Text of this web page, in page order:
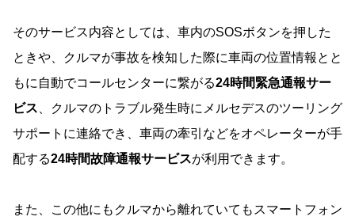
そのサービス内容としては、車内のSOSボタンを押した
ときや、クルマが事故を検知した際に車両の位置情報とと
もに自動でコールセンターに繋がる24時間緊急通報サー
ビス 、クルマのトラブル発生時にメルセデスのツーリング
サポートに連絡でき、車両の牽引などをオペレーターが手
配する24時間故障通報サービスが利用できます。
また、この他にもクルマから離れていてもスマートフォン